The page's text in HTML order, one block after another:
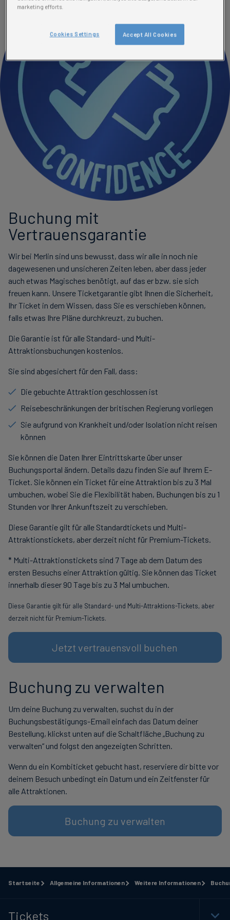
Buchung mit
Vertrauensgarantie
Wir bei Merlin sind uns bewusst, dass wir alle in noch nie
dagewesenen und unsicheren Zeiten leben, aber dass jeder
auch etwas Magisches benötigt, auf das er bzw. sie sich
freuen kann. Unsere Ticketgarantie gibt Ihnen die Sicherheit,
Ihr Ticket in dem Wissen, dass Sie es verschieben können,
falls etwas Ihre Pläne durchkreuzt, zu buchen.
Die Garantie ist für alle Standard- und Multi-
Attraktionsbuchungen kostenlos.
Sie sind abgesichert für den Fall, dass:
Die gebuchte Attraktion geschlossen ist
Reisebeschränkungen der britischen Regierung vorliegen
Sie aufgrund von Krankheit und/oder Isolation nicht reisen
können
Sie können die Daten Ihrer Eintrittskarte über unser
Buchungsportal ändern. Details dazu finden Sie auf Ihrem E-
Ticket. Sie können ein Ticket für eine Attraktion bis zu 3 Mal
umbuchen, wobei Sie die Flexibilität haben, Buchungen bis zu 1
Stunden vor Ihrer Ankunftszeit zu verschieben.
Diese Garantie gilt für alle Standardtickets und Multi-
Attraktionstickets, aber derzeit nicht für Premium-Tickets.
* Multi-Attraktionstickets sind 7 Tage ab dem Datum des
ersten Besuchs einer Attraktion gültig. Sie können das Ticket
innerhalb dieser 90 Tage bis zu 3 Mal umbuchen.
Diese Garantie gilt für alle Standard- und Multi-Attraktions-Tickets, aber
derzeit nicht für Premium-Tickets.
Jetzt vertrauensvoll buchen
Buchung zu verwalten
Um deine Buchung zu verwalten, suchst du in der
Buchungsbestätigungs-Email einfach das Datum deiner
Bestellung, klickst unten auf die Schaltfläche „Buchung zu
verwalten“ und folgst den angezeigten Schritten.
Wenn du ein Kombiticket gebucht hast, reserviere dir bitte vor
deinem Besuch unbedingt ein Datum und ein Zeitfenster für
alle Attraktionen.
Buchung zu verwalten
Startseite Allgemeine Informationen Weitere Informationen
Tickets
marketing efforts.
Accept All Cookies
Cookies Settings